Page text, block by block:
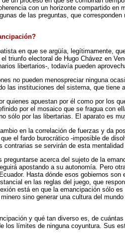
con un horizonte compartido
de las preguntas, que
en que se argüía, legítimamente,
triunfo electoral de Hugo Chávez en
libertarios-, todavía pueden
no pueden menospreciar ninguna
las instituciones del sistema, que tiene
quienes apuestan por él como por los
por el mosaico que se fragua con
sólo por las libertarias. El aparato es
en la correlación de fuerzas y da
el fardo burocrático -imposible de
se servirán de esta mentalidad
preguntarse acerca del sujeto de la
apostando a su autonomía. Pero
Hasta dónde esos gobiernos
en las reglas del juego, que
está en que la emancipación sólo
sino generar una cultura del
y qué tan diverso es, de
los límites de ninguna coyuntura. Sus